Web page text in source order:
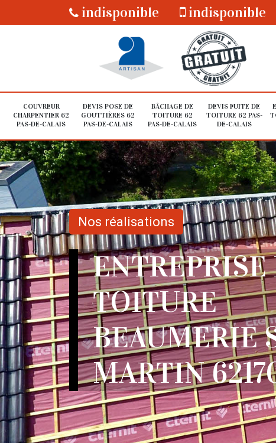
indisponible indisponible
COUVREUR
CHARPENTIER 62
PAS-DE-CALAIS
DEVIS POSE DE
GOUTTIÈRES 62
PAS-DE-CALAIS
BÂCHAGE DE
TOITURE 62
PAS-DE-CALAIS
DEVIS FUITE DE
TOITURE 62 PAS-
DE-CALAIS
Nos réalisations
TOITURE
BEAUMERIE
MARTIN